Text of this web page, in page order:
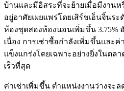
บ้านและมีอิสระที่จะย้ายเมื่อมีงาน
อยู่อาศัยเผยแพร่โดยเสิร์ชเอ็นจิ้นร
ห้องชุดสองห้องนอนเพิ่มขึ้น 3.75%
เนื่อง การเช่าซื้อกำลังเพิ่มขึ้นและค่
แข็งแกร่งโดยเฉพาะอย่างยิ่งในตล
เร็วที่สุด
ค่าเช่าเพิ่มขึ้น ตำแหน่งงานว่างจะ